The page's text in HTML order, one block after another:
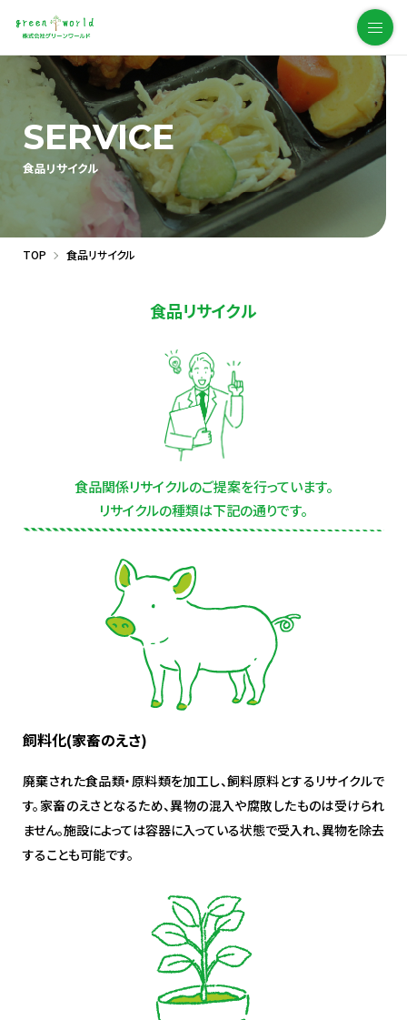
SERVICE
食品リサイクル
TOP 食品リサイクル
食品リサイクル
食品関係リサイクルのご提案を行っています。
リサイクルの種類は下記の通りです。
飼料化(家畜のえさ)
廃棄された食品類・原料類を加工し、飼料原料とするリサイクルで
す。家畜のえさとなるため、異物の混入や腐敗したものは受けられ
ません。施設によっては容器に入っている状態で受入れ、異物を除去
することも可能です。